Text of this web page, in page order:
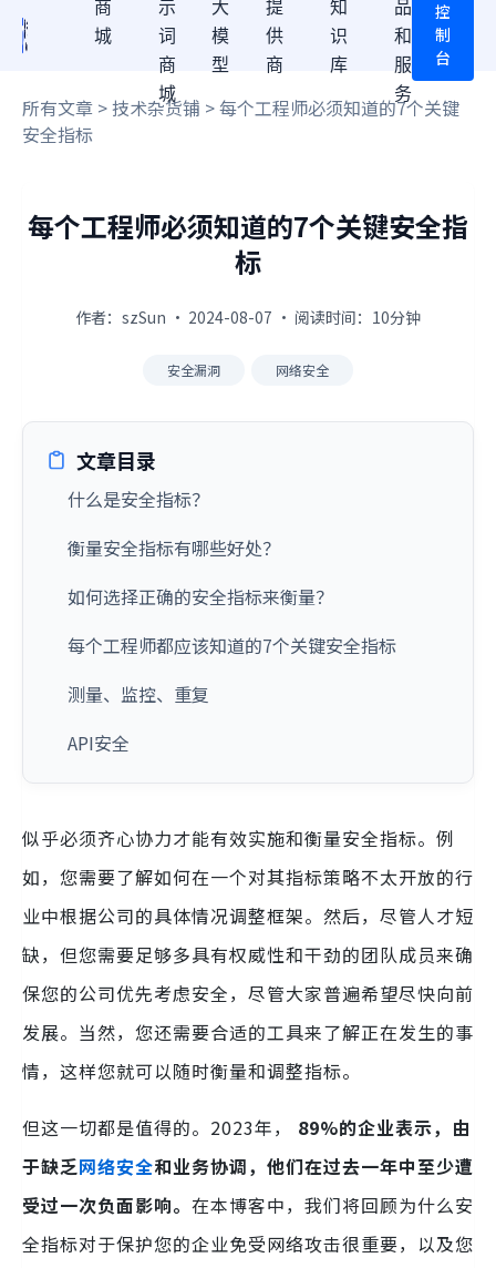
商
城
示
词
商
城
大
模
型
提
供
商
知
识
库
品
和
服
务
控
制
台
所有文章 >技术杂货铺 > 每个工程师必须知道的7个关键
安全指标
每个工程师必须知道的7个关键安全指
标
作者：szSun · 2024-08-07 · 阅读时间：10分钟
安全漏洞 网络安全
文章目录
什么是安全指标？
衡量安全指标有哪些好处？
如何选择正确的安全指标来衡量？
每个工程师都应该知道的7个关键安全指标
测量、监控、重复
API安全
似乎必须齐心协力才能有效实施和衡量安全指标。例
如，您需要了解如何在一个对其指标策略不太开放的行
业中根据公司的具体情况调整框架。然后，尽管人才短
缺，但您需要足够多具有权威性和干劲​​的团队成员来确
保您的公司优先考虑安全，尽管大家普遍希望尽快向前
发展。当然，您还需要合适的工具来了解正在发生的事
情，这样您就可以随时衡量和调整指标。
但这一切都是值得的。2023年， 89%的企业表示，由
于缺乏网络安全和业务协调，他们在过去一年中至少遭
受过一次负面影响。 在本博客中，我们将回顾为什么安
全指标对于保护您的企业免受网络攻击很重要，以及您